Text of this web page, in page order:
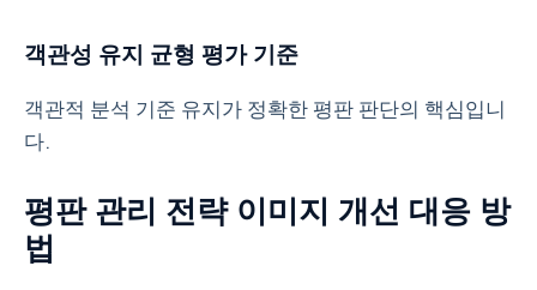
객관성 유지 균형 평가 기준
객관적 분석 기준 유지가 정확한 평판 판단의 핵심입니
다.
평판 관리 전략 이미지 개선 대응 방
법